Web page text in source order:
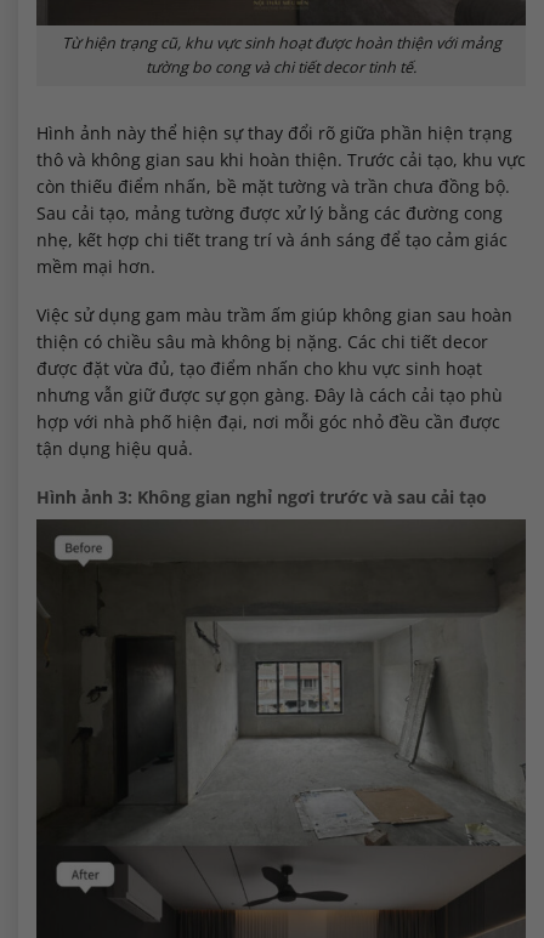
Từ hiện trạng cũ, khu vực sinh hoạt được hoàn thiện với mảng
tường bo cong và chi tiết decor tinh tế.
Hình ảnh này thể hiện sự thay đổi rõ giữa phần hiện trạng
thô và không gian sau khi hoàn thiện. Trước cải tạo, khu vực
còn thiếu điểm nhấn, bề mặt tường và trần chưa đồng bộ.
Sau cải tạo, mảng tường được xử lý bằng các đường cong
nhẹ, kết hợp chi tiết trang trí và ánh sáng để tạo cảm giác
mềm mại hơn.
Việc sử dụng gam màu trầm ấm giúp không gian sau hoàn
thiện có chiều sâu mà không bị nặng. Các chi tiết decor
được đặt vừa đủ, tạo điểm nhấn cho khu vực sinh hoạt
nhưng vẫn giữ được sự gọn gàng. Đây là cách cải tạo phù
hợp với nhà phố hiện đại, nơi mỗi góc nhỏ đều cần được
tận dụng hiệu quả.
Hình ảnh 3: Không gian nghỉ ngơi trước và sau cải tạo